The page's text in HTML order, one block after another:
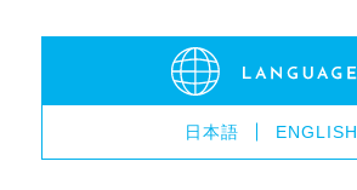
日本語 ENGLISH